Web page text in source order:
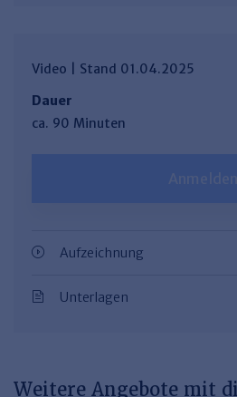
Video | Stand 01.04.2025
Dauer
ca. 90 Minuten
Aufzeichnung
Unterlagen
Weitere Angebote mit